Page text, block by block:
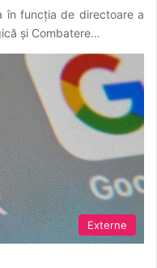
în funcția de directoare a
și Combatere…
Externe